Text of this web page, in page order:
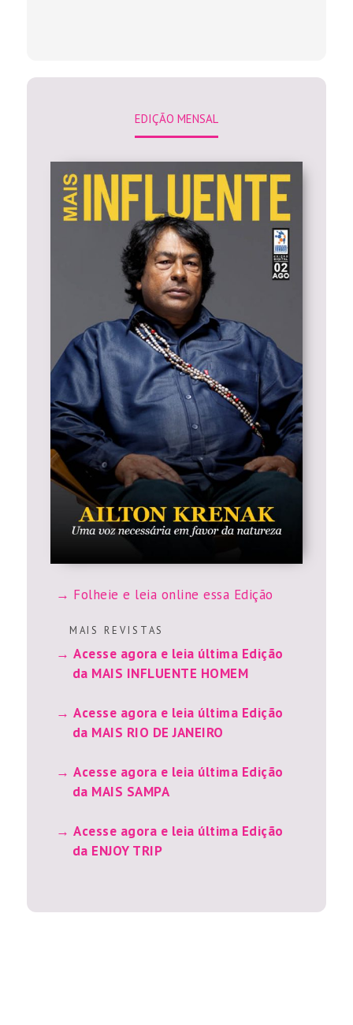
EDIÇÃO MENSAL
Folheie e leia online essa Edição
M A I S R E V I S T A S
Acesse agora e leia última Edição
da MAIS INFLUENTE HOMEM
Acesse agora e leia última Edição
da MAIS RIO DE JANEIRO
Acesse agora e leia última Edição
da MAIS SAMPA
Acesse agora e leia última Edição
da ENJOY TRIP